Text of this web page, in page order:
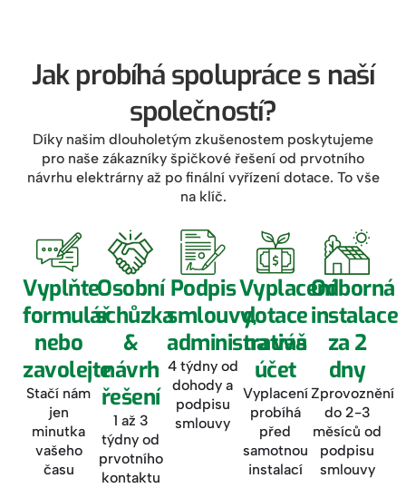
Jak probíhá spolupráce s naší
společností?
Díky našim dlouholetým zkušenostem poskytujeme
pro naše zákazníky špičkové řešení od prvotního
návrhu elektrárny až po finální vyřízení dotace. To vše
na klíč.
Vyplňte
formulář
nebo
zavolejte
Stačí nám
jen
minutka
vašeho
času
Osobní
schůzka
&
návrh
řešení
1 až 3
týdny od
prvotního
kontaktu
Podpis
smlouvy,
administrativa
4 týdny od
dohody a
podpisu
smlouvy
Vyplacení
dotace
na váš
účet
Vyplacení
probíhá
před
samotnou
instalací
Odborná
instalace
za 2
dny
Zprovoznění
do 2-3
měsíců od
podpisu
smlouvy